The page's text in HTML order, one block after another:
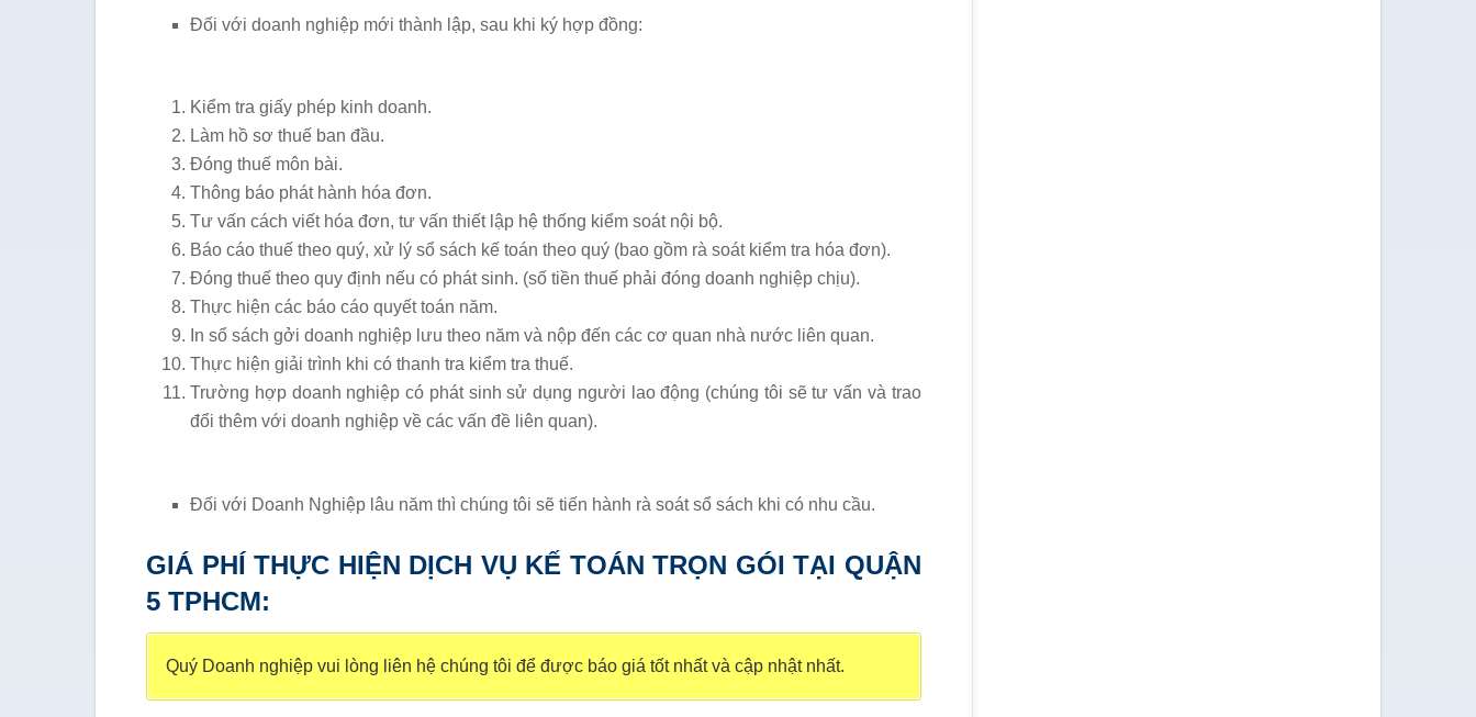
Đối với doanh nghiệp mới thành lập, sau khi ký hợp đồng:
Kiểm tra giấy phép kinh doanh.
Làm hồ sơ thuế ban đầu.
Đóng thuế môn bài.
Thông báo phát hành hóa đơn.
Tư vấn cách viết hóa đơn, tư vấn thiết lập hệ thống kiểm soát nội bộ.
Báo cáo thuế theo quý, xử lý sổ sách kế toán theo quý (bao gồm rà soát kiểm tra hóa đơn).
Đóng thuế theo quy định nếu có phát sinh. (số tiền thuế phải đóng doanh nghiệp chịu).
Thực hiện các báo cáo quyết toán năm.
In sổ sách gởi doanh nghiệp lưu theo năm và nộp đến các cơ quan nhà nước liên quan.
Thực hiện giải trình khi có thanh tra kiểm tra thuế.
Trường hợp doanh nghiệp có phát sinh sử dụng người lao động (chúng tôi sẽ tư vấn và trao
đổi thêm với doanh nghiệp về các vấn đề liên quan).
Đối với Doanh Nghiệp lâu năm thì chúng tôi sẽ tiến hành rà soát sổ sách khi có nhu cầu.
GIÁ PHÍ THỰC HIỆN DỊCH VỤ KẾ TOÁN TRỌN GÓI TẠI QUẬN
5 TPHCM:
Quý Doanh nghiệp vui lòng liên hệ chúng tôi để được báo giá tốt nhất và cập nhật nhất.